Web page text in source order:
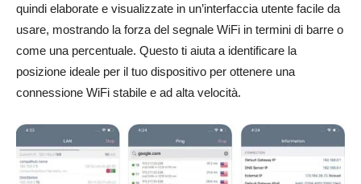
quindi elaborate e visualizzate in un’interfaccia utente facile da
usare, mostrando la forza del segnale WiFi in termini di barre o
come una percentuale. Questo ti aiuta a identificare la
posizione ideale per il tuo dispositivo per ottenere una
connessione WiFi stabile e ad alta velocità.